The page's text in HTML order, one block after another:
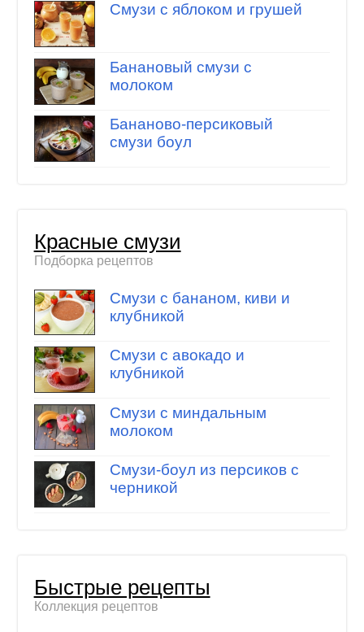
Смузи с яблоком и грушей
Банановый смузи с
молоком
Бананово-персиковый
смузи боул
Красные смузи
Подборка рецептов
Смузи с бананом, киви и
клубникой
Смузи с авокадо и
клубникой
Смузи с миндальным
молоком
Смузи-боул из персиков с
черникой
Быстрые рецепты
Коллекция рецептов